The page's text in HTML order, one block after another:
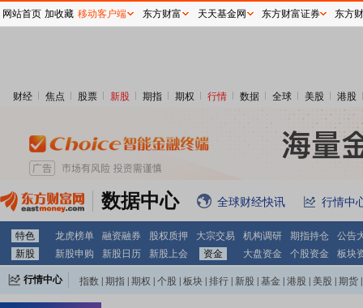
财经 焦点 股票 新股 期指 期权 行情 数据 全球 美股 港股
数据中心 全球财经快讯 行情中
特色 龙虎榜单 融资融券 股权质押 大宗交易 机构调研 期指持仓
公告
新股
新股申购 新股日历 新股上会 资金 大盘资金 个股资金 板块
行情中心 指数 期指 期权 个股 板块 排行 新股 基金 港股 美股 期货
网站首页 加收藏 移动客户端 东方财富 天天基金网 东方财富证券 东方